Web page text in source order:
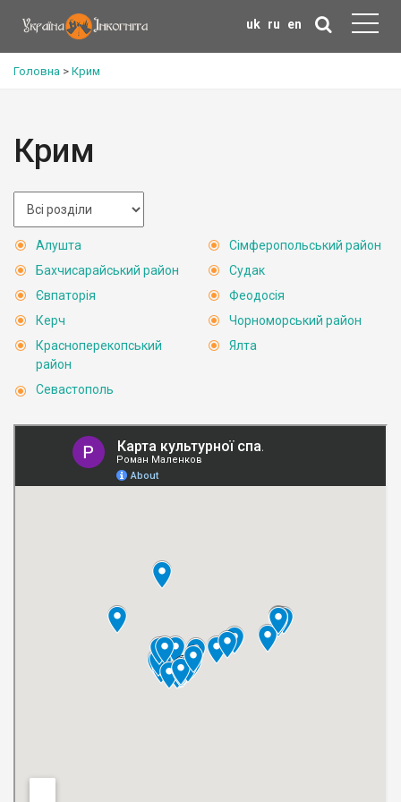
uk ru en
Головна > Крим
Крим
Алушта
Бахчисарайський район
Євпаторія
Керч
Красноперекопський
район
Севастополь
Сімферопольський район
Судак
Феодосія
Чорноморський район
Ялта